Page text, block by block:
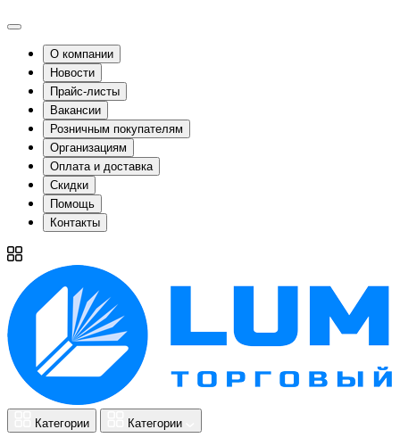
О компании
Новости
Прайс-листы
Вакансии
Розничным покупателям
Организациям
Оплата и доставка
Скидки
Помощь
Контакты
Категории Категории